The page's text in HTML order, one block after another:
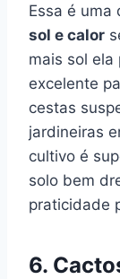
Essa é uma
sol e calor
mais sol ela
excelente
cestas
jardineiras
cultivo é
solo bem
praticidade
6.